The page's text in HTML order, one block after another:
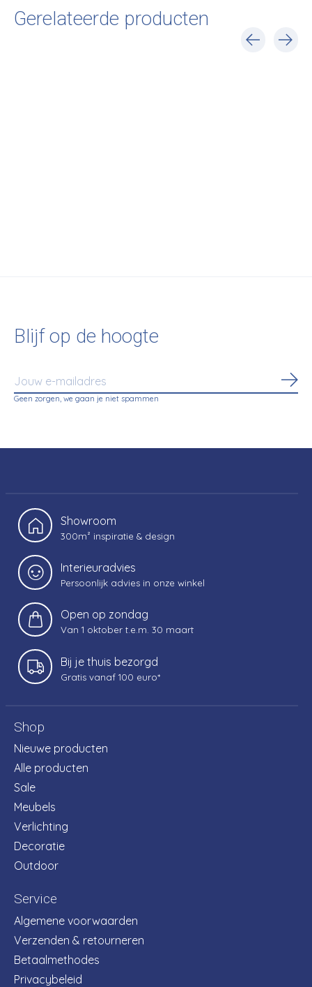
Gerelateerde producten
Blijf op de hoogte
Geen zorgen, we gaan je niet spammen
Showroom
300m² inspiratie & design
Interieuradvies
Persoonlijk advies in onze winkel
Open op zondag
Van 1 oktober t.e.m. 30 maart
Bij je thuis bezorgd
Gratis vanaf 100 euro*
Shop
Nieuwe producten
Alle producten
Sale
Meubels
Verlichting
Decoratie
Outdoor
Service
Algemene voorwaarden
Verzenden & retourneren
Betaalmethodes
Privacybeleid